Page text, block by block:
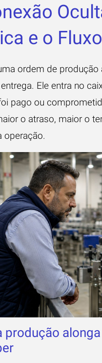
e o
ordem de
Ele entra no
pago ou
o atraso, maior o
operação.
produção